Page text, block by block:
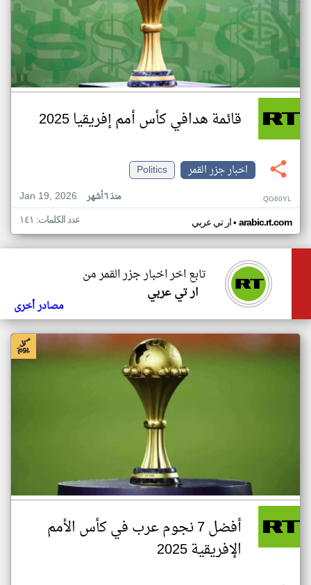
قائمة هدافي كأس أمم إفريقيا 2025
اخبار جزر القمر
Politics
Jan 19, 2026
منذ ٦ أشهر QG60YL
ار تي عربي• arabic.rt.com عدد الكلمات: ١٤١
تابع اخر اخبار جزر القمر من
ار تي عربي
مصادر أخرى
أفضل 7 نجوم عرب في كأس الأمم
الإفريقية 2025